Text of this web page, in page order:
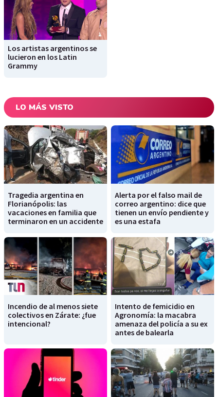
Los artistas argentinos se
lucieron en los Latin
Grammy
LO MÁS VISTO
Tragedia argentina en
Florianópolis: las
vacaciones en familia que
terminaron en un accidente
Alerta por el falso mail de
correo argentino: dice que
tienen un envío pendiente y
es una estafa
Incendio de al menos siete
colectivos en Zárate: ¿fue
intencional?
Intento de femicidio en
Agronomía: la macabra
amenaza del policía a su ex
antes de balearla